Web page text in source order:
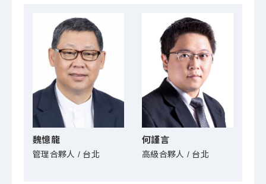
魏憶龍
管理合夥人 / 台北
何謹言
高級合夥人 / 台北